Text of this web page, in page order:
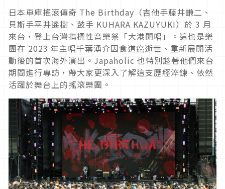
日本車庫搖滾傳奇 The Birthday（吉他手藤井謙二、
貝斯手平井遙樹、鼓手 KUHARA KAZUYUKI）於 3 月
來台，登上台灣指標性音樂祭「大港開唱」。這也是樂
團在 2023 年主唱千葉湧介因食道癌逝世、重新展開活
動後的首次海外演出。Japaholic 也特別趁著他們來台
期間進行專訪，帶大家更深入了解這支歷經淬鍊、依然
活躍於舞台上的搖滾樂團。